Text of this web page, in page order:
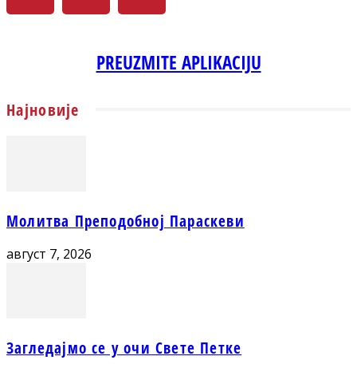
PREUZMITE APLIKACIJU
Најновије
Молитва Преподобној Параскеви
август 7, 2026
Загледајмо се у очи Свете Петке